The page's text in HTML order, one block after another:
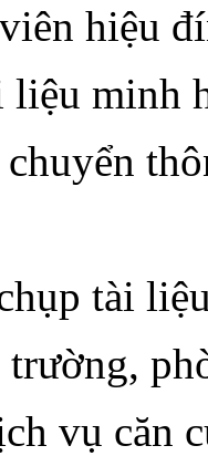
hiệu
liệu minh
tài
trường,
vụ căn